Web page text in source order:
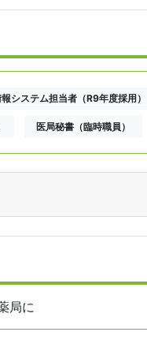
システム担当者（R9年度採用）
医局秘書（臨時職員）
局に